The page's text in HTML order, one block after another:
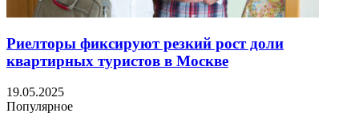
Риелторы фиксируют резкий рост доли
квартирных туристов в Москве
19.05.2025
Популярное